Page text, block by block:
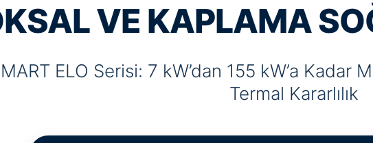
VE KAPLAMA
ELO Serisi: 7 kW’dan 155 kW’a Kadar
Termal Kararlılık